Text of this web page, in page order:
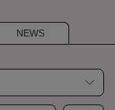
NEWS